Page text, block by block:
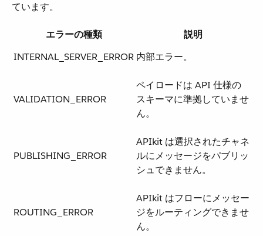
ています。
エラーの種類
説明
INTERNAL_SERVER_ERROR 内部エラー。
VALIDATION_ERROR
ペイロードは API 仕様の
スキーマに準拠していませ
ん。
PUBLISHING_ERROR
APIkit は選択されたチャネ
ルにメッセージをパブリッ
シュできません。
ROUTING_ERROR
APIkit はフローにメッセー
ジをルーティングできませ
ん。